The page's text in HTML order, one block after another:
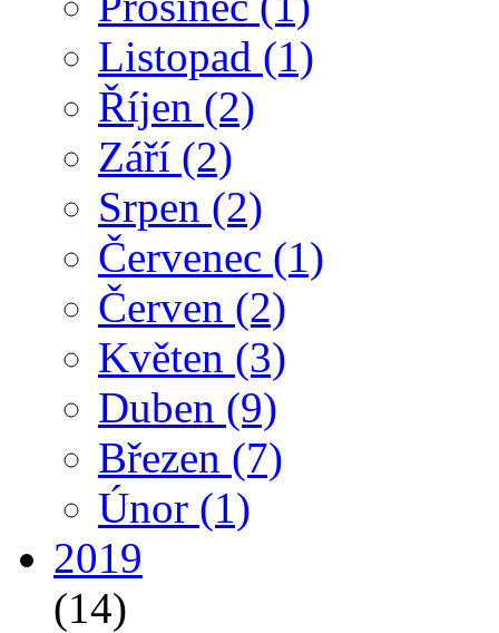
Listopad (1)
Říjen (2)
Září (2)
Srpen (2)
Červenec (1)
Červen (2)
Květen (3)
Duben (9)
Březen (7)
Únor (1)
2019
(14)